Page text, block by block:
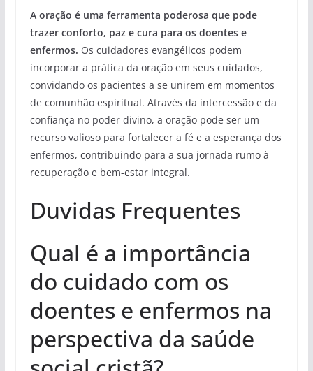
A oração é uma ferramenta poderosa que pode
trazer conforto, paz e cura para os doentes e
enfermos. Os cuidadores evangélicos podem
incorporar a prática da oração em seus cuidados,
convidando os pacientes a se unirem em momentos
de comunhão espiritual. Através da intercessão e da
confiança no poder divino, a oração pode ser um
recurso valioso para fortalecer a fé e a esperança dos
enfermos, contribuindo para a sua jornada rumo à
recuperação e bem-estar integral.
Duvidas Frequentes
Qual é a importância
do cuidado com os
doentes e enfermos na
perspectiva da saúde